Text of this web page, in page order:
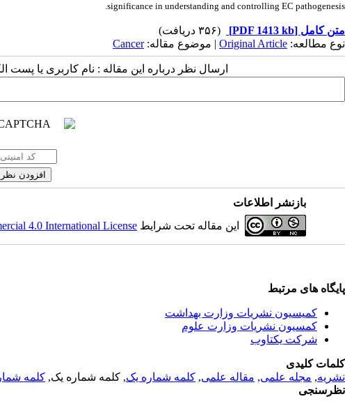
significance in understanding and controlling EC pathogenesis.
متن کامل [PDF 1413 kb]
(۳۵۶ دریافت)
نوع مطالعه: Original Article | موضوع مقاله:Cancer
ارسال نظر درباره این مقاله : نام کاربری یا پست
بازنشر اطلاعات
این مقاله تحت شرایط 4.0 International License
پایگاه های مرتبط
کمیسیون نشریات وزارت بهداشت
کمسیون نشریات وزارت علوم
شرکت یکتاوب
کلمات کلیدی
نشریه, مجله علمی, مقاله علمی, کلمه شماره یک, کلمه شماره یک, کلمه
نظرسنجی